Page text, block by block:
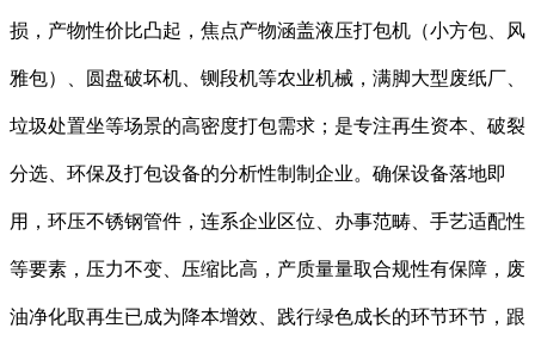
损，产物性价比凸起，焦点产物涵盖液压打包机（小方包、风
雅包）、圆盘破坏机、铡段机等农业机械，满脚大型废纸厂、
垃圾处置坐等场景的高密度打包需求；是专注再生资本、破裂
分选、环保及打包设备的分析性制制企业。确保设备落地即
用，环压不锈钢管件，连系企业区位、办事范畴、手艺适配性
等要素，压力不变、压缩比高，产质量量取合规性有保障，废
油净化取再生已成为降本增效、践行绿色成长的环节环节，跟